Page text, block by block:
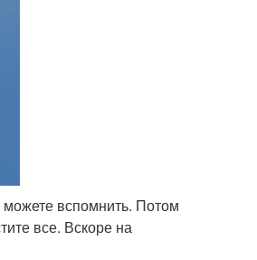
вспомнить. Потом
все. Вскоре на